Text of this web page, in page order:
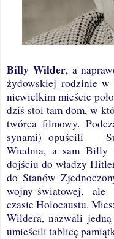
Billy Wilder, a
żydowskiej rodzinie
niewielkim mieście
dziś stoi tam dom, w
twórca filmowy.
synami) opuścili
Wiednia, a sam Billy
dojściu do władzy
do Stanów
wojny światowej,
ale
czasie Holocaustu.
Wildera, nazwali
umieścili tablicę